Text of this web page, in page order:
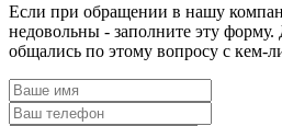
Если при обращении в нашу
недовольны - заполните эту
общались по этому вопросу с кем-